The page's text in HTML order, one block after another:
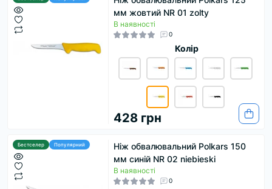
мм жовтий NR 01 zolty
В наявності
0
Колір
428 грн
Бестселер Популярний
Ніж обвалювальний Polkars 150
мм синій NR 02 niebieski
В наявності
0